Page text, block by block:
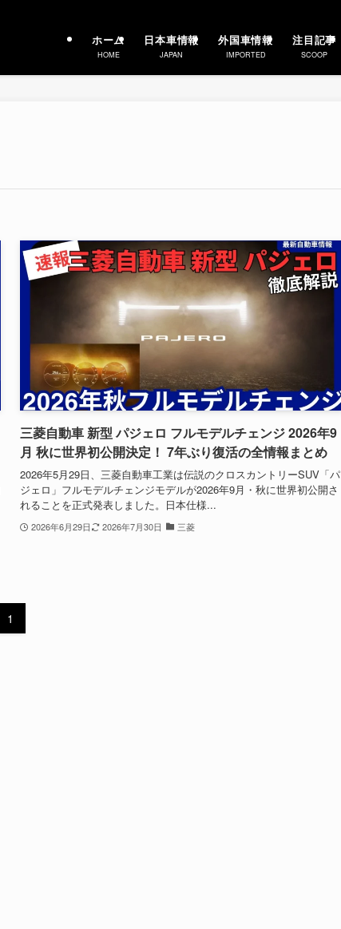
ホーム
HOME
日本車情報
JAPAN
外国車情報
IMPORTED
注目記事
SCOOP
三菱自動車 新型 パジェロ フルモデルチェンジ 2026年9
月 秋に世界初公開決定！ 7年ぶり復活の全情報まとめ
2026年5月29日、三菱自動車工業は伝説のクロスカントリーSUV「パ
ジェロ」フルモデルチェンジモデルが2026年9月・秋に世界初公開さ
れることを正式発表しました。日本仕様...
2026年6月29日 2026年7月30日 三菱
1